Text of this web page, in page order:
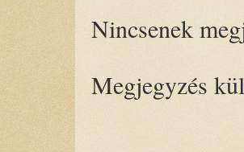
Nincsenek
Megjegyzés